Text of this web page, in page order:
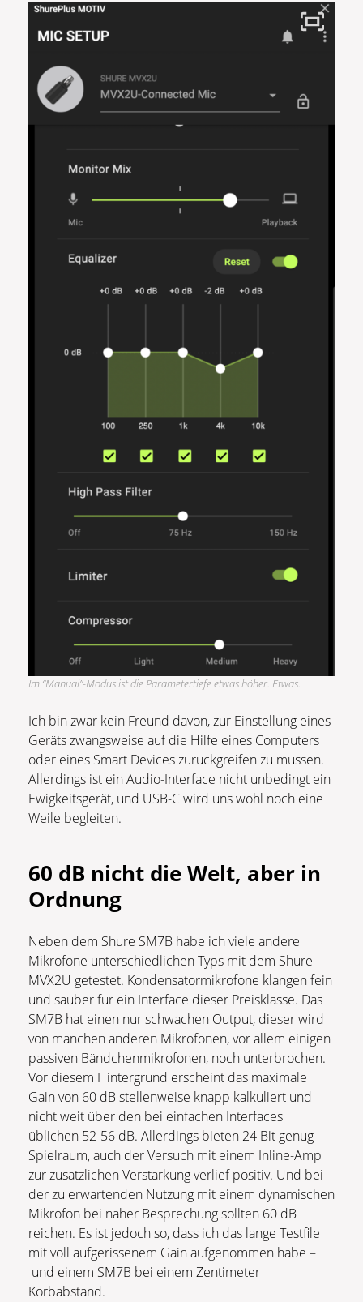
Im “Manual”-Modus ist die Parametertiefe etwas höher. Etwas.
Ich bin zwar kein Freund davon, zur Einstellung eines
Geräts zwangsweise auf die Hilfe eines Computers
oder eines Smart Devices zurückgreifen zu müssen.
Allerdings ist ein Audio-Interface nicht unbedingt ein
Ewigkeitsgerät, und USB-C wird uns wohl noch eine
Weile begleiten.
60 dB nicht die Welt, aber in
Ordnung
Neben dem Shure SM7B habe ich viele andere
Mikrofone unterschiedlichen Typs mit dem Shure
MVX2U getestet. Kondensatormikrofone klangen fein
und sauber für ein Interface dieser Preisklasse. Das
SM7B hat einen nur schwachen Output, dieser wird
von manchen anderen Mikrofonen, vor allem einigen
passiven Bändchenmikrofonen, noch unterbrochen.
Vor diesem Hintergrund erscheint das maximale
Gain von 60 dB stellenweise knapp kalkuliert und
nicht weit über den bei einfachen Interfaces
üblichen 52-56 dB. Allerdings bieten 24 Bit genug
Spielraum, auch der Versuch mit einem Inline-Amp
zur zusätzlichen Verstärkung verlief positiv. Und bei
der zu erwartenden Nutzung mit einem dynamischen
Mikrofon bei naher Besprechung sollten 60 dB
reichen. Es ist jedoch so, dass ich das lange Testfile
mit voll aufgerissenem Gain aufgenommen habe –
und einem SM7B bei einem Zentimeter
Korbabstand.